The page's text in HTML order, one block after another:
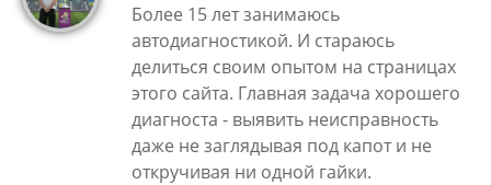
Более 15 лет занимаюсь
автодиагностикой. И стараюсь
делиться своим опытом на страницах
этого сайта. Главная задача хорошего
диагноста - выявить неисправность
даже не заглядывая под капот и не
откручивая ни одной гайки.